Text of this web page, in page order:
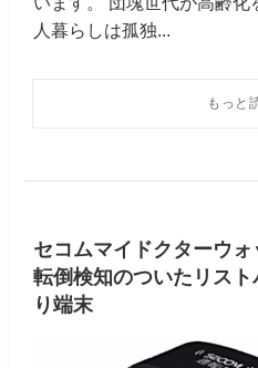
人暮らしは孤独...
セコムマイドクターウ
転倒検知のついたリス
り端末